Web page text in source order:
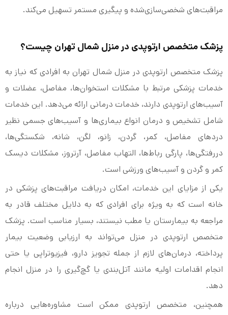
مراقبت‌های شخصی‌سازی‌شده و پیگیری مستمر تسهیل می‌کند.
پزشک متخصص ارتوپدی در منزل شمال تهران چیست؟
پزشک متخصص ارتوپدی در منزل شمال تهران به افرادی که نیاز به
خدمات پزشکی مرتبط با مشکلات استخوان‌ها، مفاصل، عضلات و
آسیب‌های ارتوپدی دارند، خدمات درمانی ارائه می‌دهد. این خدمات
شامل تشخیص و درمان انواع بیماری‌ها و آسیب‌های جسمی نظیر
دردهای مفاصل، کمر، گردن، زانو، لگن، شانه، شکستگی‌ها،
دررفتگی‌ها، پارگی رباط‌ها، التهاب مفاصل، آرتروز، مشکلات دیسک
کمر و گردن و آسیب‌های ورزشی است.
یکی از مزایای این خدمات، امکان دریافت مراقبت‌های پزشکی در
خانه است که به ویژه برای افرادی که به دلایل مختلف قادر به
مراجعه به بیمارستان یا مطب نیستند، بسیار مناسب است. پزشک
متخصص ارتوپدی در منزل می‌تواند به ارزیابی وضعیت بیمار
پرداخته، درمان‌های لازم از جمله تجویز دارو، فیزیوتراپی یا حتی
انجام اقدامات اولیه مانند آتل‌بندی یا گچ‌گیری را در منزل انجام
دهد.
همچنین، متخصص ارتوپدی ممکن است مشاوره‌هایی درباره